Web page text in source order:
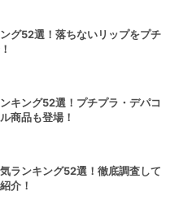
グ52選！落ちないリップをプチ
キング52選！プチプラ・デパコ
商品も登場！
ランキング52選！徹底調査して
介！